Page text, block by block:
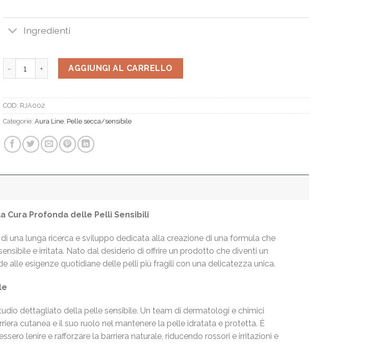
Ingredienti
Aura Skin Rehab 50 ml. quantitàAGGIUNGI AL CARRELLO
COD: RJA002
Categorie: Aura Line, Pelle secca/sensibile
Cura Profonda delle Pelli Sensibili
una lunga ricerca e sviluppo dedicata alla creazione di una formula che
e irritata. Nato dal desiderio di offrire un prodotto che diventi un
alle esigenze quotidiane delle pelli più fragili con una delicatezza unica.
dettagliato della pelle sensibile. Un team di dermatologi e chimici
cutanea e il suo ruolo nel mantenere la pelle idratata e protetta. È
lenire e rafforzare la barriera naturale, riducendo rossori e irritazioni e